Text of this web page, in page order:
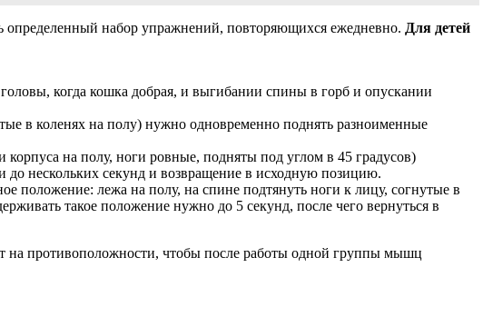
набор упражнений, повторяющихся ежедневно. Для детей
когда кошка добрая, и выгибании спины в горб и опускании
в коленях на полу) нужно одновременно поднять разноименные
корпуса на полу, ноги ровные, подняты под углом в 45 градусов)
нескольких секунд и возвращение в исходную позицию.
положение: лежа на полу, на спине подтянуть ноги к лицу, согнутые в
такое положение нужно до 5 секунд, после чего вернуться в
на противоположности, чтобы после работы одной группы мышц